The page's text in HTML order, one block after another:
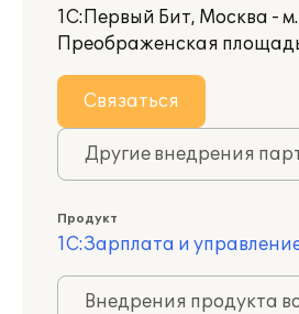
1С:Первый Бит, Москва - м.
Преображенская
Связаться
Другие внедрения
Продукт
1С:Зарплата и
Внедрения продукта